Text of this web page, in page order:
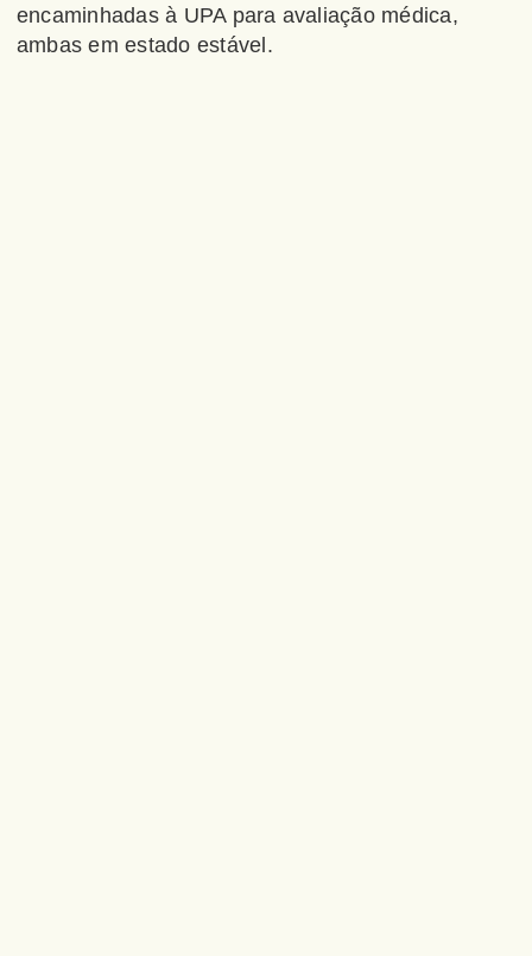
encaminhadas à UPA para avaliação médica,
ambas em estado estável.